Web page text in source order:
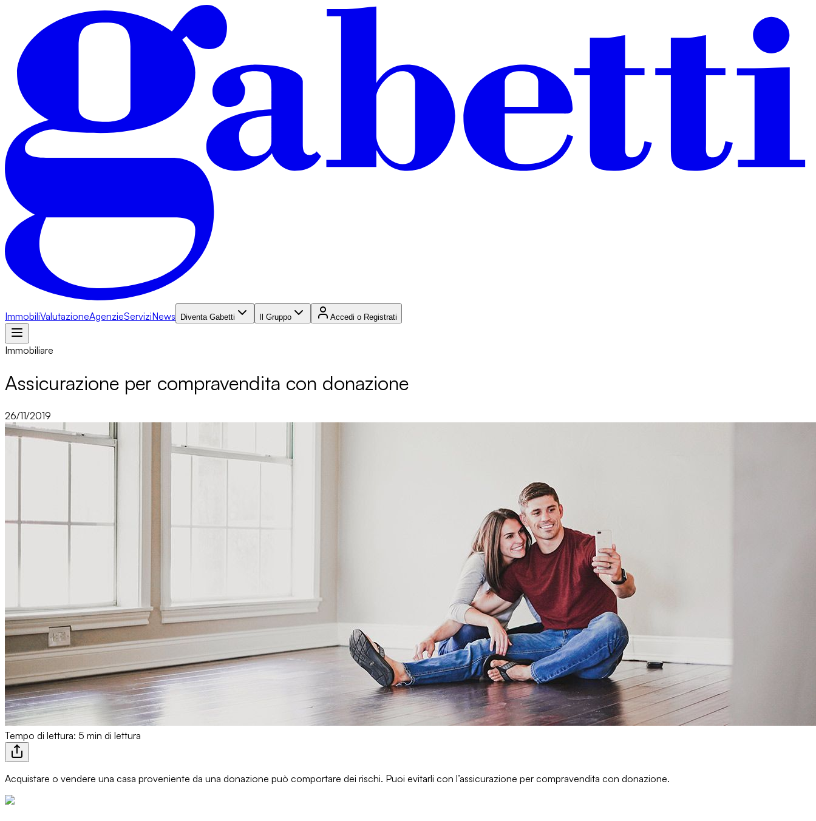
ImmobiliValutazioneAgenzieServiziNews Diventa Gabetti Il Gruppo Accedi o Registrati
Immobiliare
Assicurazione per compravendita con donazione
26/11/2019
Tempo di lettura: 5 min di lettura
Acquistare o vendere una casa proveniente da una donazione può comportare dei rischi. Puoi evitarli con l’assicurazione per compravendita con donazione.